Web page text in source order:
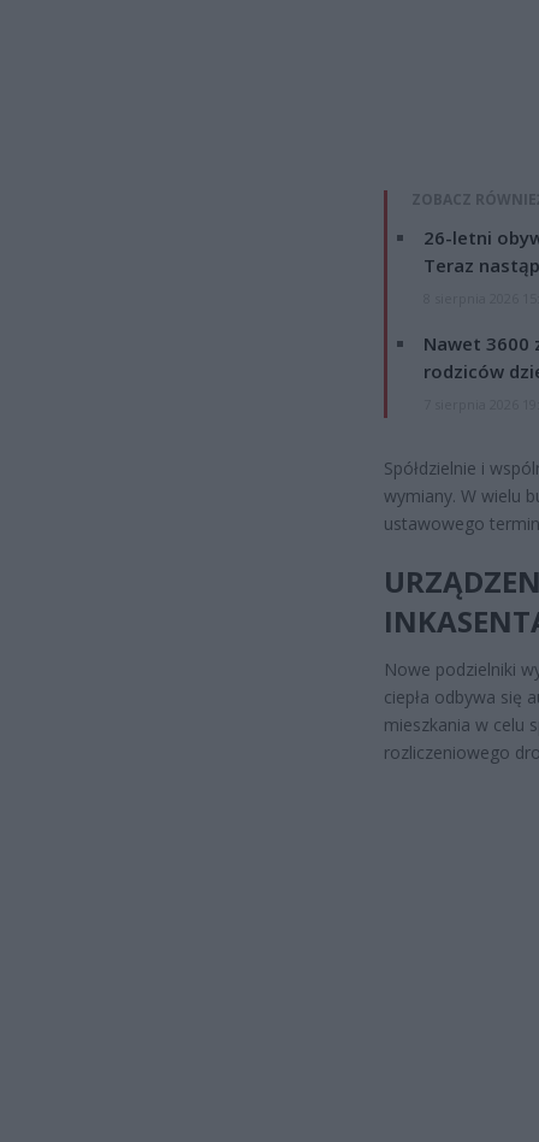
ZOBACZ
26-letni
Teraz
Nawet 3600
rodziców
Spółdzielnie i
wymiany. W wielu
ustawowego
Nowe podzielniki
ciepła odbywa się
mieszkania w celu
rozliczeniowego